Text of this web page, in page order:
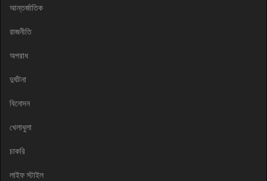
আন্তর্জাতিক
রাজনীতি
অপরাধ
দুর্ঘটনা
বিনোদন
খেলাধুলা
চাকরি
লাইফ স্টাইল